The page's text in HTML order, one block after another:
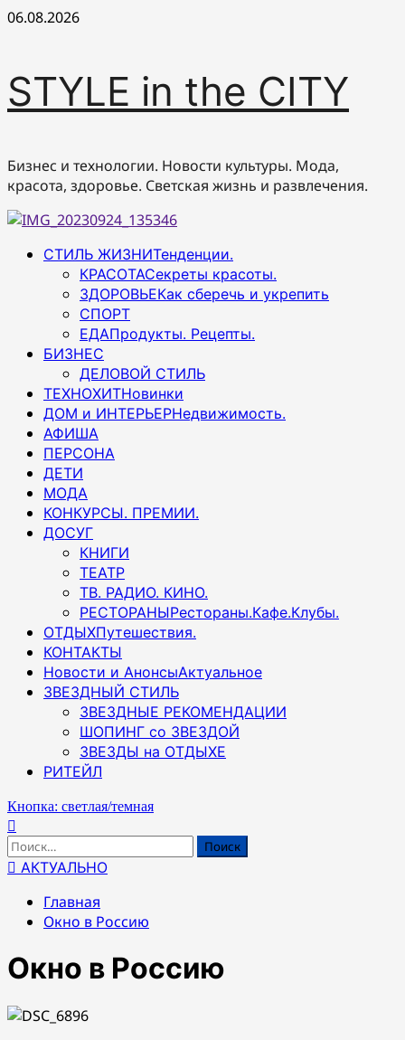
Перейти
06.08.2026
STYLE in the CITY
Бизнес и технологии. Новости культуры. Мода,
красота, здоровье. Светская жизнь и развлечения.
Основное
СТИЛЬ ЖИЗНИТенденции.
КРАСОТАСекреты красоты.
ЗДОРОВЬЕКак сберечь и укрепить
СПОРТ
ЕДАПродукты. Рецепты.
БИЗНЕС
ДЕЛОВОЙ СТИЛЬ
ТЕХНОХИТНовинки
ДОМ и ИНТЕРЬЕРНедвижимость.
АФИША
ПЕРСОНА
ДЕТИ
МОДА
КОНКУРСЫ. ПРЕМИИ.
ДОСУГ
КНИГИ
ТЕАТР
ТВ. РАДИО. КИНО.
РЕСТОРАНЫРестораны.Кафе.Клубы.
ОТДЫХПутешествия.
КОНТАКТЫ
Новости и АнонсыАктуальное
ЗВЕЗДНЫЙ СТИЛЬ
ЗВЕЗДНЫЕ РЕКОМЕНДАЦИИ
ШОПИНГ со ЗВЕЗДОЙ
ЗВЕЗДЫ на ОТДЫХЕ
РИТЕЙЛ
Кнопка: светлая/темная
Найти:
АКТУАЛЬНО
Главная
Окно в Россию
Окно в Россию